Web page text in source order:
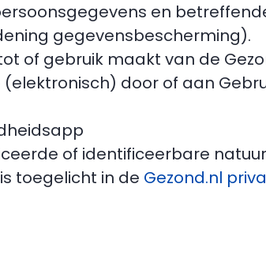
en
gegevensbescherming).
of gebruik maakt van de
door of aan
of identificeerbare
toegelicht in de Gezond.nl